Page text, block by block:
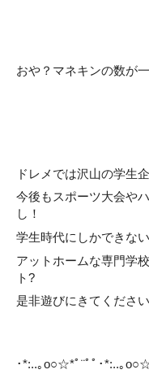
おや？マネキンの数が
ドレメでは沢山の学生
今後もスポーツ大会や
し！
学生時代にしかできな
アットホームな専門学
ト?
是非遊びにきてくださ
･*:..｡o○☆*ﾟ¨ﾟﾟ･*:..｡